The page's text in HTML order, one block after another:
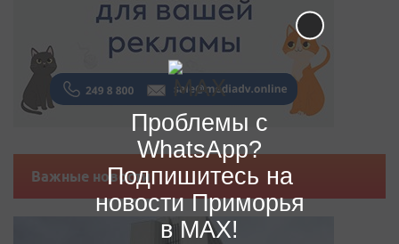
Важные новости
Проблемы с
WhatsApp?
Подпишитесь на
новости Приморья
в MAX!